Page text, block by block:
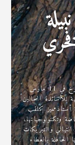
بمناسبة صدور ملحق القرار رقم 022 المؤرخ في 11 مارس
للأساتذة المحالين
أستاذمميز كلقب
وتكنولوجياتها،
والتبريكات
بالعطاء